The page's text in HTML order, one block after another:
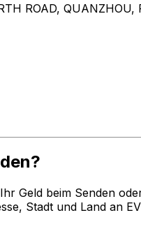
ROAD,
Geld beim Senden
Stadt und Land an